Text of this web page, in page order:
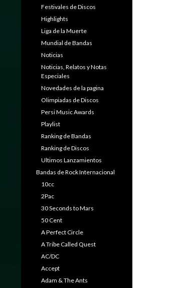
Festivales de Discos
Highlights
Liga de la Muerte
Mundial de Bandas
Noticias
Noticias, Relatos y Notas
Especiales
Novedades de la pagina
Olimpiadas de Discos
Persi Music Awards
Playlist
Ranking de Bandas
Ranking de Discos
Ultimos Lanzamientos
Bandas de Rock Internacional
10cc
2Pac
30 Seconds to Mars
50 Cent
A Perfect Circle
A Tribe Called Quest
AC/DC
Accept
Adam & The Ants